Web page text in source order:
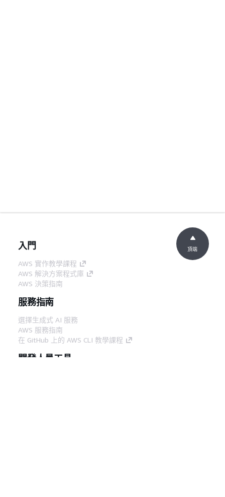
入門
AWS 實作教學課程
AWS 解決方案程式庫
AWS 決策指南
服務指南
選擇生成式 AI 服務
AWS 服務指南
在 GitHub 上的 AWS CLI 教學課程
開發人員工具
頂端